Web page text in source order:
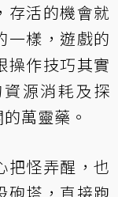
存活的機會就
一樣，遊戲的
操作技巧其實
源消耗及探
萬靈藥。
把怪弄醒，也